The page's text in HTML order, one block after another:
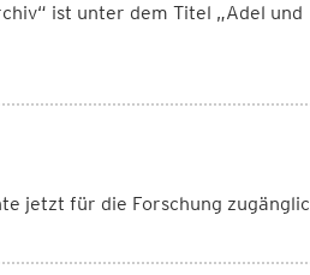
ist unter dem Titel „Adel und
jetzt für die Forschung